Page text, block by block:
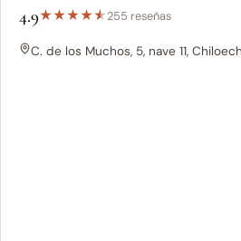
4.9★★★★★255 reseñas
C. de los Muchos, 5, nave 11,